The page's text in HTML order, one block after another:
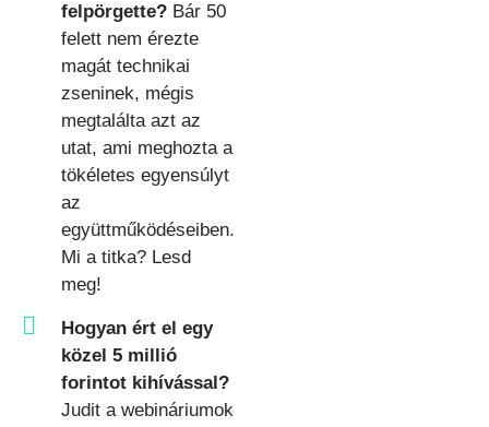
felpörgette? Bár 50
felett nem érezte
magát technikai
zseninek, mégis
megtalálta azt az
utat, ami meghozta a
tökéletes egyensúlyt
az
együttműködéseiben.
Mi a titka? Lesd
meg!
Hogyan ért el egy
közel 5 millió
forintot kihívással?
Judit a webináriumok